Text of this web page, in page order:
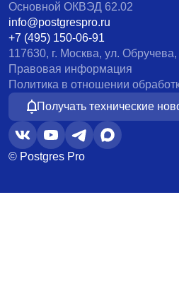
Основной ОКВЭД 62.02
info@postgrespro.ru
+7 (495) 150-06-91
117630, г. Москва, ул.
Правовая информация
Политика в отношении
Получать технические
© Postgres Pro